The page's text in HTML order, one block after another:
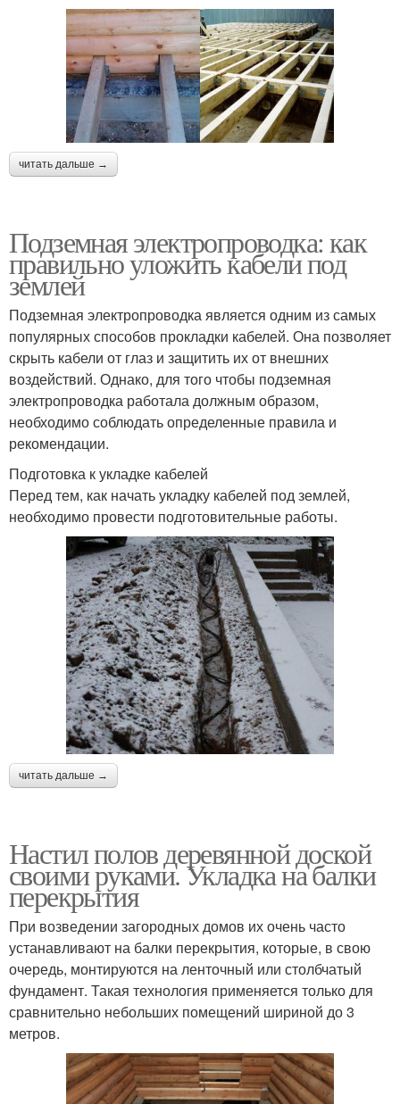
читать дальше →
Подземная электропроводка: как
правильно уложить кабели под
землей
Подземная электропроводка является одним из самых
популярных способов прокладки кабелей. Она позволяет
скрыть кабели от глаз и защитить их от внешних
воздействий. Однако, для того чтобы подземная
электропроводка работала должным образом,
необходимо соблюдать определенные правила и
рекомендации.
Подготовка к укладке кабелей
Перед тем, как начать укладку кабелей под землей,
необходимо провести подготовительные работы.
читать дальше →
Настил полов деревянной доской
своими руками. Укладка на балки
перекрытия
При возведении загородных домов их очень часто
устанавливают на балки перекрытия, которые, в свою
очередь, монтируются на ленточный или столбчатый
фундамент. Такая технология применяется только для
сравнительно небольших помещений шириной до 3
метров.